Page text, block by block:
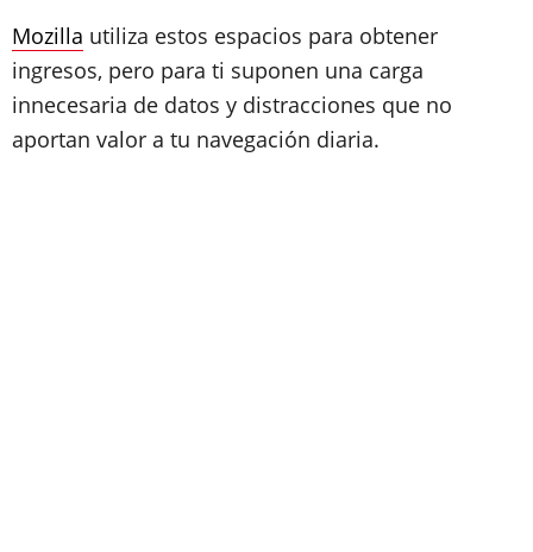
Mozilla utiliza estos espacios para obtener
ingresos, pero para ti suponen una carga
innecesaria de datos y distracciones que no
aportan valor a tu navegación diaria.